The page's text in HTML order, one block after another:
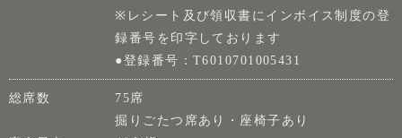
※レシート及び領収書にインボイス制度の登
録番号を印字しております
●登録番号：T6010701005431
総席数
75席
掘りごたつ席あり・座椅子あり